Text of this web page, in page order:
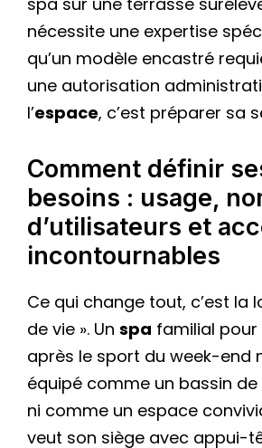
nécessite une expertise
qu’un modèle encastré
une autorisation
l’espace, c’est préparer sa
Comment définir
besoins : usage,
d’utilisateurs et
incontournables
Ce qui change tout, c’est la
de vie ». Un spa familial pour
après le sport du week-end
équipé comme un bassin de
ni comme un espace
veut son siège avec appui-